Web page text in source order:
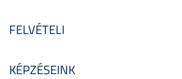
FELVÉTELI
KÉPZÉSEINK